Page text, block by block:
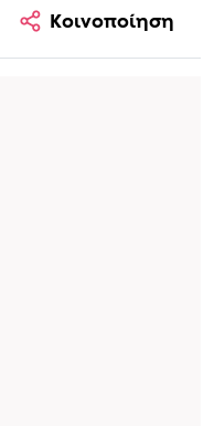
Κοινοποίηση